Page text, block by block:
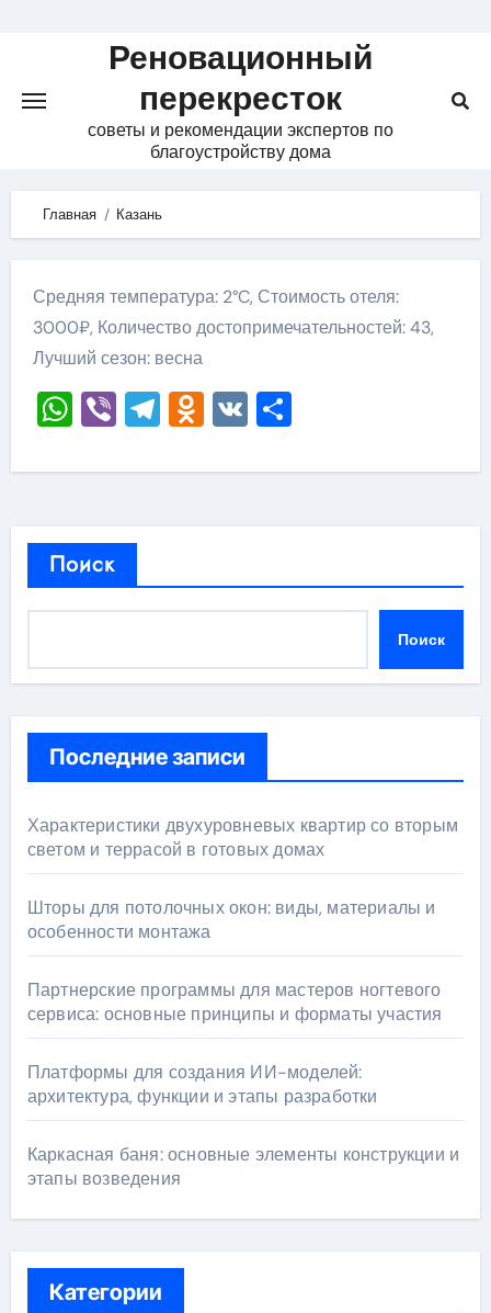
Реновационный
перекресток
советы и рекомендации экспертов по
благоустройству дома
Главная Казань
Средняя температура: 2°C, Стоимость отеля:
3000₽, Количество достопримечательностей: 43,
Лучший сезон: весна
WhatsApp
ViberTelegram
Odnoklassniki
VKОтправить
Поиск
Поиск
Последние записи
Характеристики двухуровневых квартир со вторым
светом и террасой в готовых домах
Шторы для потолочных окон: виды, материалы и
особенности монтажа
Партнерские программы для мастеров ногтевого
сервиса: основные принципы и форматы участия
Платформы для создания ИИ-моделей:
архитектура, функции и этапы разработки
Каркасная баня: основные элементы конструкции и
этапы возведения
Категории